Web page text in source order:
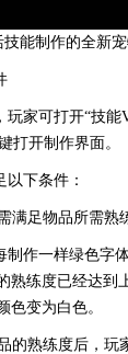
能制作的全新
家可打开“技能
打开制作界面。
下条件：
物品所需熟练
作一样绿色字体
熟练度已经达到
色变为白色。
熟练度后，玩